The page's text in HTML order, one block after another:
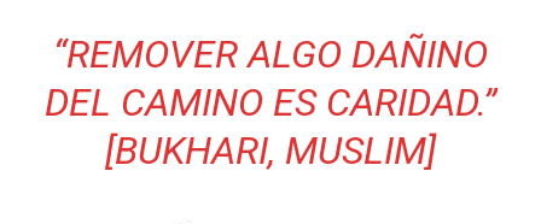
“REMOVER ALGO DAÑINO
DEL CAMINO ES CARIDAD.”
[BUKHARI, MUSLIM]